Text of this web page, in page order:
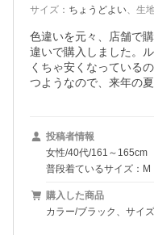
サイズ ： ちょうどよい、 生
色違いを元々、店舗で
違いで購入しました。
くちゃ安くなっている
つようなので、来年の夏
投稿者情報
女性/40代/161～165cm
普段着ているサイズ：M
購入した商品
カラー/ブラック、サイ